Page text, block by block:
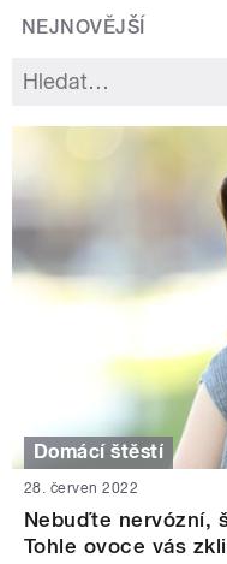
NEJNOVĚJŠÍ
Domácí štěstí
28. červen 2022
Nebuďte nervózní,
Tohle ovoce vás